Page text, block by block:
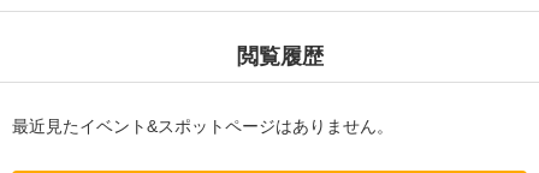
閲覧履歴
最近見たイベント&スポットページはありません。